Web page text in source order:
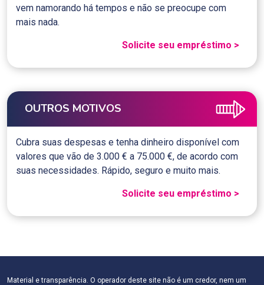
vem namorando há tempos e não se preocupe com
mais nada.
Solicite seu empréstimo >
OUTROS MOTIVOS
Cubra suas despesas e tenha dinheiro disponível com
valores que vão de 3.000 € a 75.000 €, de acordo com
suas necessidades. Rápido, seguro e muito mais.
Solicite seu empréstimo >
Material e transparência. O operador deste site não é um credor, nem um